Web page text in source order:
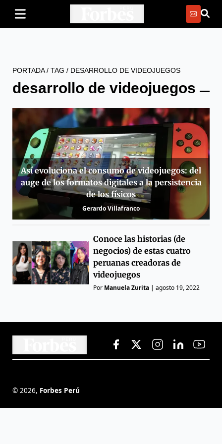
PORTADA/ TAG / DESARROLLO DE VIDEOJUEGOS
desarrollo de videojuegos
Así evoluciona el consumo de videojuegos: del
auge de los formatos digitales a la persistencia
de los físicos
Gerardo Villafranco
Conoce las historias (de
negocios) de estas cuatro
peruanas creadoras de
videojuegos
Por Manuela Zurita |agosto 19, 2022
© 2026, Forbes Perú